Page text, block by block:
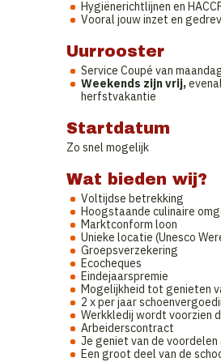
Hygiënerichtlijnen en
Vooral jouw inzet en
Uurrooster
Service Coupé van
Weekends zijn vrij,
herfstvakantie
Startdatum
Zo snel mogelijk
Wat bieden wij?
Voltijdse betrekking
Hoogstaande culinaire
Marktconform loon
Unieke locatie (Unesco
Groepsverzekering
Ecocheques
Eindejaarspremie
Mogelijkheid tot genieten
2 x per jaar
Werkkledij wordt voorzien
Arbeiderscontract
Je geniet van de voordelen
Een groot deel van de